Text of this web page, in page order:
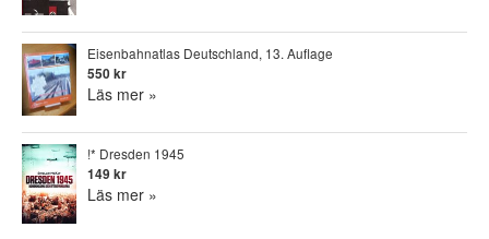
Eisenbahnatlas Deutschland, 13. Auflage
550 kr
Läs mer »
!* Dresden 1945
149 kr
Läs mer »